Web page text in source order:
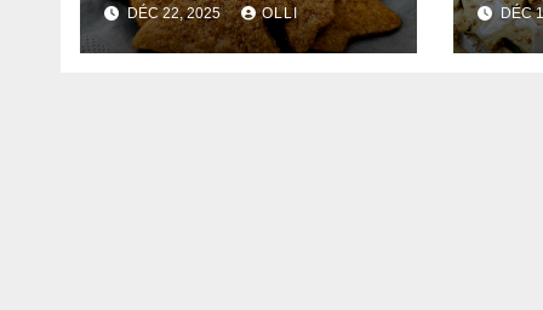
DÉC 22, 2025 OLLI DÉC